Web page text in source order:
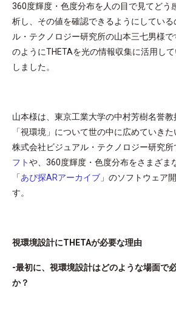
360度輝度・色度分布を人の目で見てどう
析し、その値を確認できるようにしてい
ル・テクノロジー研究所の山本三七男様
のようにTHETAを光の情報収集に活用し
しました。
山本様は、東京工業大学の中村芳樹名誉
「視環境」について世の中に広めていきた
株式会社ビジュアル・テクノロジー研究
フトや、360度輝度・色度分布をさまざま
「あぴ探ARアーカイブ 」のソフトウェア
す。
視環境設計にTHETAが必要な理由
-最初に、視環境設計はどのような場面で
か？